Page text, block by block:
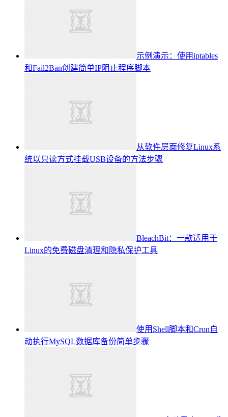
示例演示：使用iptables
和Fail2Ban创建简单IP阻止程序脚本
从软件层面修复Linux系
统以只读方式挂载USB设备的方法步骤
BleachBit：一款适用于
Linux的免费磁盘清理和隐私保护工具
使用Shell脚本和Cron自
动执行MySQL数据库备份简单步骤